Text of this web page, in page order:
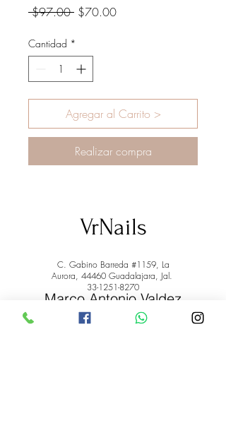
$97.00 Precio
$70.00Precio
Cantidad *
Agregar al Carrito >
Realizar compra
VrNails
C. Gabino Barreda #1159, La
Aurora, 44460 Guadalajara, Jal.
33-1251-8270
Marco Antonio Valdez
de la Rosa.
RFC: VARM900908ER2